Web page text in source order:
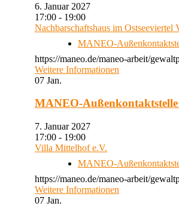
6. Januar 2027
17:00 - 19:00
Nachbarschaftshaus im
MANEO-
https://maneo.de/maneo-arbeit/
Weitere Informationen
07 Jan.
MANEO-
7. Januar 2027
17:00 - 19:00
Villa Mittelhof e.V.
MANEO-
https://maneo.de/maneo-arbeit/
Weitere Informationen
07 Jan.